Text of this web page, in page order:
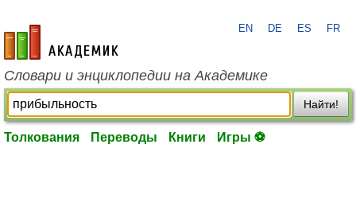
academic.ru
EN DE ES FR
Словари и энциклопедии на Академике
Найти!
Толкования Переводы Книги Игры ⚽